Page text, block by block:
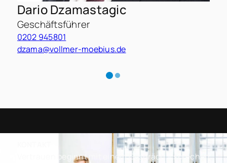
Dario Dzamastagic
Geschäftsführer
0202 945801
dzama@vollmer-moebius.de
Vertrauen beginnt mit einem Gespräch – sprechen